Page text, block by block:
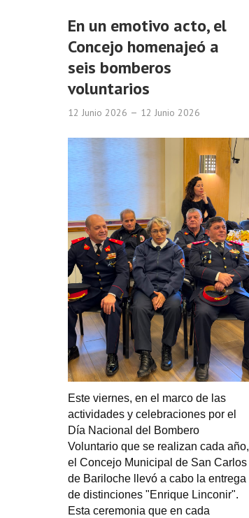
En un emotivo acto, el
Concejo homenajeó a
seis bomberos
voluntarios
12 Junio 2026 12 Junio 2026
Este viernes, en el marco de las
actividades y celebraciones por el
Día Nacional del Bombero
Voluntario que se realizan cada año,
el Concejo Municipal de San Carlos
de Bariloche llevó a cabo la entrega
de distinciones "Enrique Linconir".
Esta ceremonia que en cada